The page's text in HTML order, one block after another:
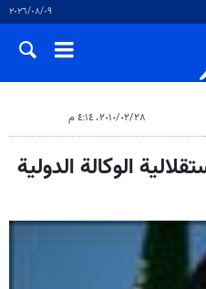
٠٩‏/٠٨‏/٢٠٢٦
٢٨‏/٠٢‏/٢٠١٠، ٤:١٤ م
الوكالة الدولية